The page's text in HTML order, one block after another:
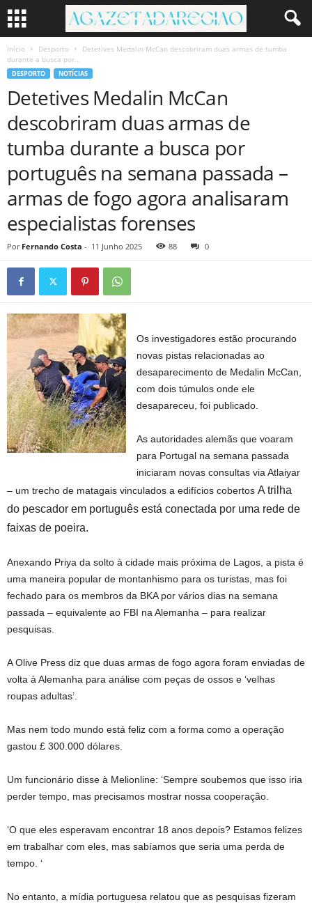
Início Desporto
Detetives Medalin McCan descobriram duas armas de tumba
durante a busca por...
DESPORTO NOTÍCIAS
Detetives Medalin McCan
descobriram duas armas de
tumba durante a busca por
português na semana passada –
armas de fogo agora analisaram
especialistas forenses
Por Fernando Costa - 11 Junho 2025 88 0
Os investigadores estão procurando
novas pistas relacionadas ao
desaparecimento de Medalin McCan,
com dois túmulos onde ele
desapareceu, foi publicado.
As autoridades alemãs que voaram
para Portugal na semana passada
iniciaram novas consultas via Atlaiyar
– um trecho de matagais vinculados a edifícios cobertos A trilha
do pescador em português está conectada por uma rede de
faixas de poeira.
Anexando Priya da solto à cidade mais próxima de Lagos, a pista é
uma maneira popular de montanhismo para os turistas, mas foi
fechado para os membros da BKA por vários dias na semana
passada – equivalente ao FBI na Alemanha – para realizar
pesquisas.
A Olive Press diz que duas armas de fogo agora foram enviadas de
volta à Alemanha para análise com peças de ossos e ‘velhas
roupas adultas’.
Mas nem todo mundo está feliz com a forma como a operação
gastou £ 300.000 dólares.
Um funcionário disse à Melionline: ‘Sempre soubemos que isso iria
perder tempo, mas precisamos mostrar nossa cooperação.
‘O que eles esperavam encontrar 18 anos depois? Estamos felizes
em trabalhar com eles, mas sabíamos que seria uma perda de
tempo. ‘
No entanto, a mídia portuguesa relatou que as pesquisas fizeram